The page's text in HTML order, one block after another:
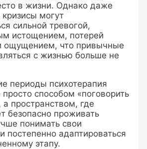
в жизни. Однако даже
могут
сильной тревогой,
истощением, потерей
ощущением, что привычные
с жизнью больше не
периоды психотерапия
просто способом «поговорить
пространством, где
безопасно проживать
понимать свои
постепенно адаптироваться
этапу.